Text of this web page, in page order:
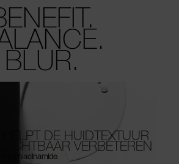
BLUR.
HELPT DE HUIDTEXTUUR
ZICHTBAAR VERBETEREN
Met niacinamide